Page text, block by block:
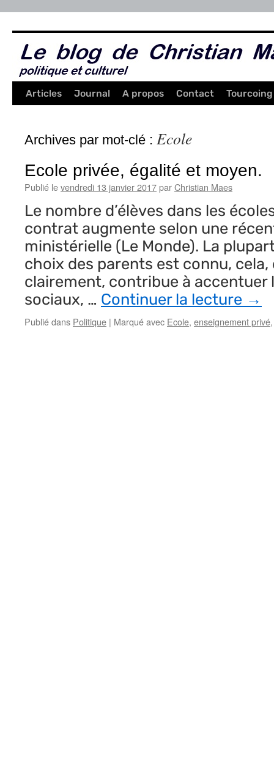
Articles Journal A propos Contact Tourcoing
Archives par mot-clé : Ecole
Ecole privée, égalité et moyen.
Publié levendredi 13 janvier 2017parChristian Maes
Le nombre d’élèves dans les
contrat augmente selon une
ministérielle (Le Monde). La
choix des parents est connu,
clairement, contribue à accentuer
sociaux, … Continuer la lecture →
Publié dans Politique | Marqué avec Ecole, enseignement privé